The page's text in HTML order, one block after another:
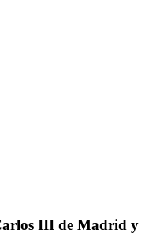
III de Madrid y